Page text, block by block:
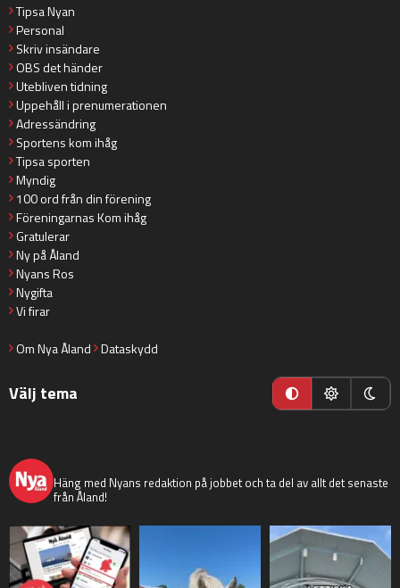
Tipsa Nyan
Personal
Skriv insändare
OBS det händer
Utebliven tidning
Uppehåll i prenumerationen
Adressändring
Sportens kom ihåg
Tipsa sporten
Myndig
100 ord från din förening
Föreningarnas Kom ihåg
Gratulerar
Ny på Åland
Nyans Ros
Nygifta
Vi firar
Om Nya Åland Dataskydd
Välj tema
Häng med Nyans redaktion på jobbet och ta del av allt det senaste
från Åland!